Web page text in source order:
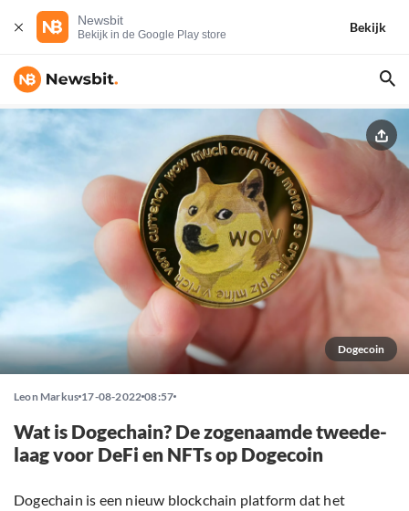
Newsbit
Bekijk in de Google Play store
Bekijk
Dogecoin
Leon Markus 17-08-2022 08:57
Wat is Dogechain? De zogenaamde tweede-
laag voor DeFi en NFTs op Dogecoin
Dogechain is een nieuw blockchain platform dat het